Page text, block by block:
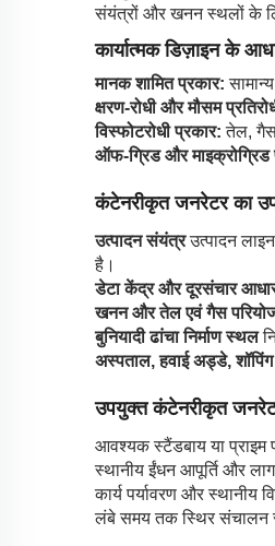
संयंत्रों और खनन स्थलों के
कार्यात्मक डिज़ाइन के
मानक शामित प्रकार:
क्षरण-रोधी और मौसम
विस्फोटरोधी प्रकार:तेल,
ऑफ-ग्रिड और
कंटेनरीकृत जनरेटर का
उत्पादन संयंत्रउत्पादन
है।
डेटा केंद्र और दूरसंचार
खनन और तेल एवं गैस
बुनियादी ढांचा निर्माण स्थल
अस्पताल, हवाई अड्डे,
उपयुक्त कंटेनरीकृत
आवश्यक स्टैंडबाय या प्राइम
स्थानीय ईंधन आपूर्ति और
कार्य पर्यावरण और स्थानीय
लंबे समय तक स्थिर संचालन